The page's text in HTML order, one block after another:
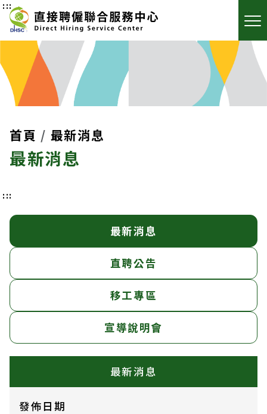
:::
首頁 最新消息
最新消息
:::
最新消息
直聘公告
移工專區
宣導說明會
最新消息
發佈日期